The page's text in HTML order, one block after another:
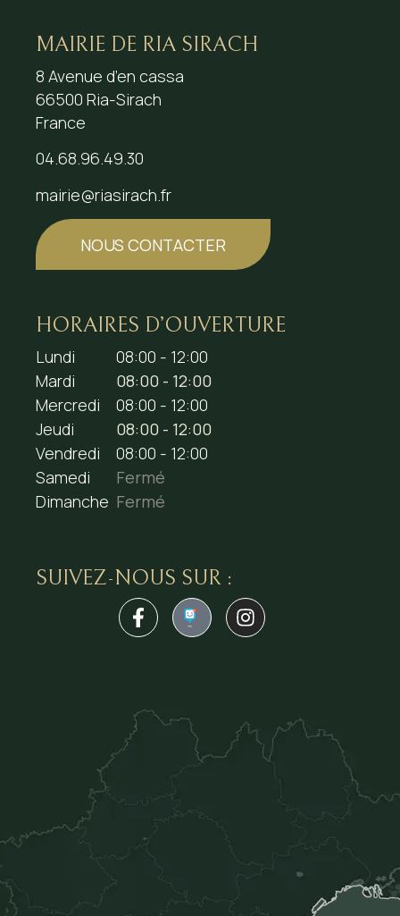
MAIRIE DE RIA SIRACH
8 Avenue d’en cassa
66500 Ria-Sirach
France
04.68.96.49.30
mairie@riasirach.fr
NOUS CONTACTER
HORAIRES D’OUVERTURE
Lundi
08:00 - 12:00
Mardi
08:00 - 12:00
Mercredi
08:00 - 12:00
Jeudi
08:00 - 12:00
Vendredi
08:00 - 12:00
Samedi
Fermé
Dimanche Fermé
SUIVEZ-NOUS SUR :
1